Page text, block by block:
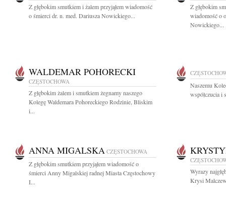
Z głębokim smutkiem i żalem przyjąłem wiadomość
o śmierci dr. n. med. Dariusza Nowickiego...
Z głębokim
wiadomość o
Nowickiego...
WALDEMAR POHORECKI
CZĘSTOCHOWA
Z głębokim żalem i smutkiem żegnamy naszego
Kolegę Waldemara Pohoreckiego Rodzinie, Bliskim
i...
Naszemu
współczucia i
ANNA MIGALSKA CZĘSTOCHOWA
Z głębokim smutkiem przyjąłem wiadomość o
śmierci Anny Migalskiej radnej Miasta Częstochowy
I...
Wyrazy
Krysi